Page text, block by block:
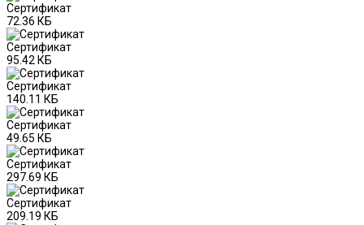
Сертификат
72.36 КБ
Сертификат
95.42 КБ
Сертификат
140.11 КБ
Сертификат
49.65 КБ
Сертификат
297.69 КБ
Сертификат
209.19 КБ